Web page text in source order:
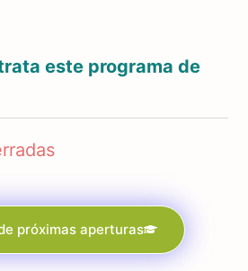
este programa de
próximas aperturas